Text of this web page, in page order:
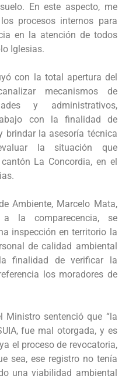
En este aspecto, me
procesos internos para
en la atención de todos
Iglesias.
con la total apertura del
mecanismos de
y administrativos,
con la finalidad de
brindar la asesoría técnica
la situación que
La Concordia, en el
Ambiente, Marcelo Mata,
la comparecencia, se
inspección en territorio la
de calidad ambiental
finalidad de verificar la
los moradores de
Ministro sentenció que “la
fue mal otorgada, y es
el proceso de revocatoria,
sea, ese registro no tenía
una viabilidad ambiental